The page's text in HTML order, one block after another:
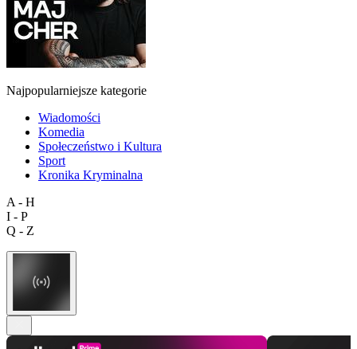
Najpopularniejsze kategorie
Wiadomości
Komedia
Społeczeństwo i Kultura
Sport
Kronika Kryminalna
A - H
I - P
Q - Z